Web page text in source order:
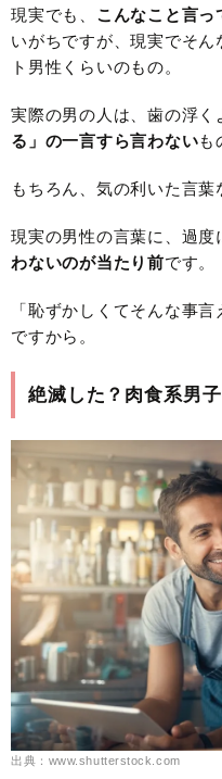
現実でも、 こんなこと言っ
いがちですが、現実でそ
ト男性くらいのもの。
実際の男の人は、歯の浮く
る」の一言すら言わないも
もちろん、気の利いた言葉
現実の男性の言葉に、過度
わないのが当たり前です。
「恥ずかしくてそんな事
ですから。
絶滅した？肉食系男
出典：www.shutterstock.com